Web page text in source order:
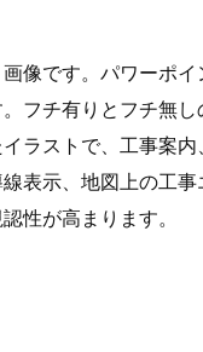
像です。パワーポ
フチ有りとフチ無し
ラストで、工事案
表示、地図上の工
性が高まります。